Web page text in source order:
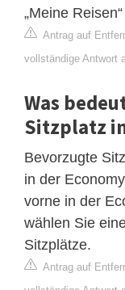
„Meine
Antrag auf
vollständige Antwort
Was
Sitzplatz
Bevorzugte
in der
vorne in der
wählen Sie
Sitzplätze.
Antrag auf